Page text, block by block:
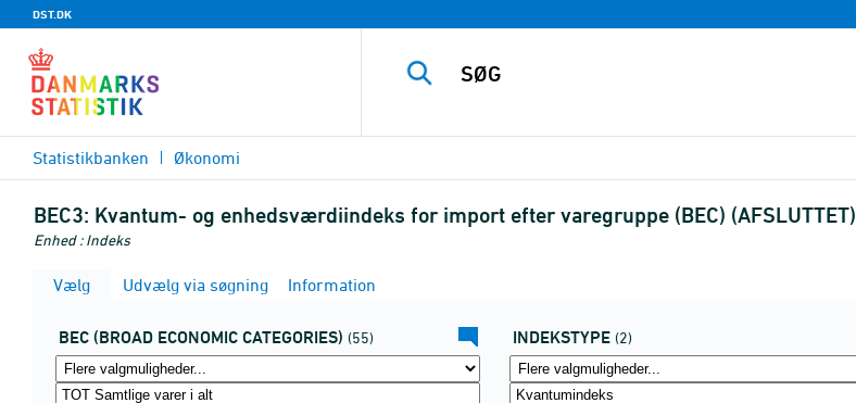
DST.DK
Statistikbanken Økonomi
BEC3: Kvantum- og enhedsværdiindeks for import efter varegruppe (BEC) (AFSLUTTET)
Enhed : Indeks
Vælg Udvælg via søgning Information
BEC (BROAD ECONOMIC CATEGORIES) (55) INDEKSTYPE (2)